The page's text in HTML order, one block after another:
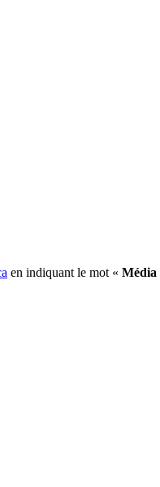
en indiquant le mot « Média